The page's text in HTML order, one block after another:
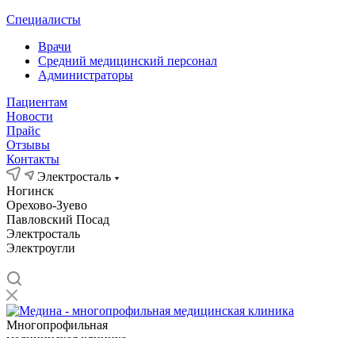
Специалисты
Врачи
Средний медицинский персонал
Администраторы
Пациентам
Новости
Прайс
Отзывы
Контакты
Электросталь
Ногинск
Орехово-Зуево
Павловский Посад
Электросталь
Электроугли
Многопрофильная